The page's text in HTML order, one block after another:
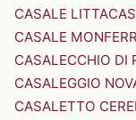
CASALE LITTA
CASALE
CASALECCHIO DI
CASALEGGIO
CASALETTO